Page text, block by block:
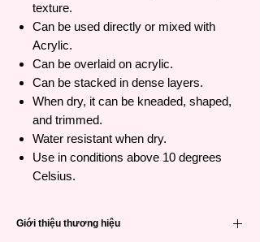
texture.
Can be used directly or mixed with
Acrylic.
Can be overlaid on acrylic.
Can be stacked in dense layers.
When dry, it can be kneaded, shaped,
and trimmed.
Water resistant when dry.
Use in conditions above 10 degrees
Celsius.
Giới thiệu thương hiệu